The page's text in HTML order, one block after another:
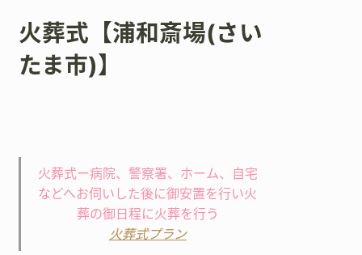
火葬式【浦和斎場(さい
たま市)】
火葬式ー病院、警察署、ホーム、自宅
などへお伺いした後に御安置を行い火
葬の御日程に火葬を行う
火葬式プラン